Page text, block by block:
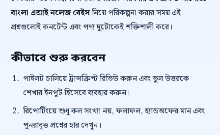
বাংলা এআই নলেজ বেইসনিয়ে পরিকল্পনা করার সময় এই
প্রশ্নগুলোই কনটেন্ট এবং পণ্য দুটোকেই শক্তিশালী করে।
কীভাবে শুরু করবেন
পাইলট চালিয়ে ট্রান্সক্রিপ্ট রিভিউ করুন এবং ভুল উত্তরকে
শেখার ইনপুট হিসেবে ব্যবহার করুন।
রিপোর্টিংয়ে শুধু কল সংখ্যা নয়, ফলাফল, হ্যান্ডঅফের মান এবং
পুনরাবৃত্ত প্রশ্নের হার দেখুন।